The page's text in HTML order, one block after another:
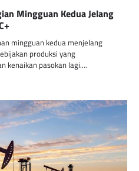
Mingguan Kedua Jelang
mingguan kedua menjelang
produksi yang
kenaikan pasokan lagi.…